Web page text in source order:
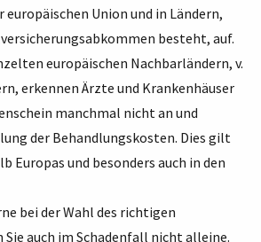
Union und in Ländern,
besteht, auf.
europäischen Nachbarländern, v.
erkennen Ärzte und Krankenhäuser
manchmal nicht an und
der Behandlungskosten. Dies gilt
Europas und besonders auch in den
bei der Wahl des richtigen
Sie auch im Schadenfall nicht alleine.